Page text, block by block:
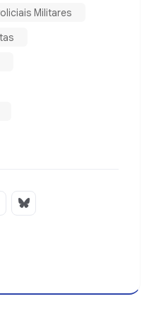
Militares